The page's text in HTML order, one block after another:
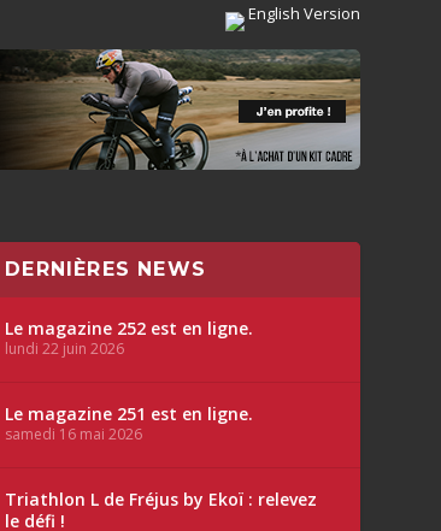
English Version
DERNIÈRES NEWS
Le magazine 252 est en ligne.
lundi 22 juin 2026
Le magazine 251 est en ligne.
samedi 16 mai 2026
Triathlon L de Fréjus by Ekoï : relevez
le défi !